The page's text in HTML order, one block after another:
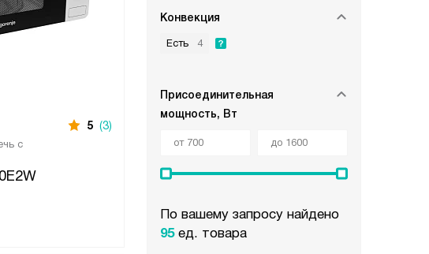
Конвекция
Есть 4
Присоединительная
мощность, Вт
По вашему запросу найдено
95ед. товара
с
5 (3)